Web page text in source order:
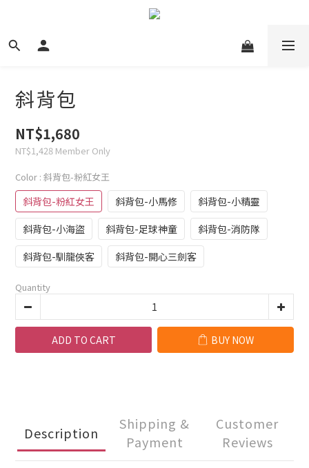
斜背包
NT$1,680
NT$1,428 Member Only
Color : 斜背包-粉紅女王
斜背包-粉紅女王 斜背包-小馬修
斜背包-小精靈
斜背包-小海盜
斜背包-足球神童
斜背包-消防隊
斜背包-馴龍俠客
斜背包-開心三劍客
Quantity
ADD TO CART BUY NOW
Description
Shipping &
Payment
Customer
Reviews